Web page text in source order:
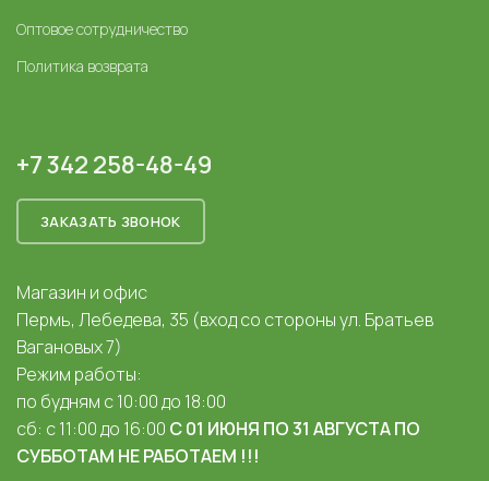
Оптовое сотрудничество
Политика возврата
+7 342 258-48-49
ЗАКАЗАТЬ ЗВОНОК
Магазин и офис
Пермь, Лебедева, 35 (вход со стороны ул. Братьев
Вагановых 7)
Режим работы:
по будням с 10:00 до 18:00
сб: с 11:00 до 16:00 С 01 ИЮНЯ ПО 31 АВГУСТА ПО
СУББОТАМ НЕ РАБОТАЕМ !!!